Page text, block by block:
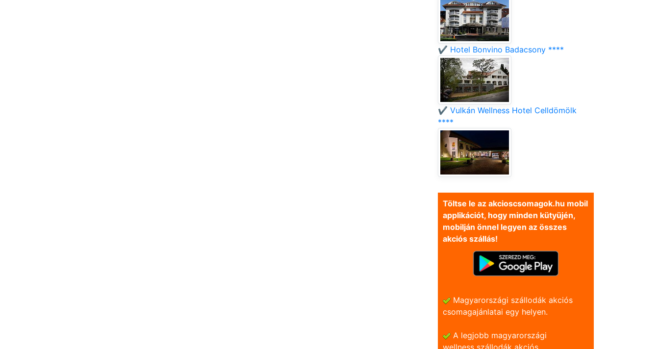
✔️ Hotel Bonvino Badacsony ****
✔️ Vulkán Wellness Hotel Celldömölk
****
Töltse le az akcioscsomagok.hu mobil
applikációt, hogy minden kütyüjén,
mobilján önnel legyen az összes
akciós szállás!
Magyarországi szállodák akciós
csomagajánlatai egy helyen.
A legjobb magyarországi